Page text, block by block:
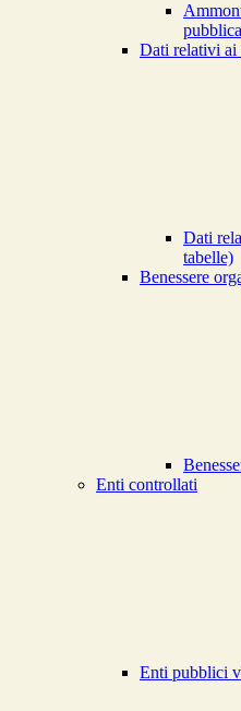
Dati relativi ai
Dati
tabelle)
Benessere
Enti controllati
Enti pubblici